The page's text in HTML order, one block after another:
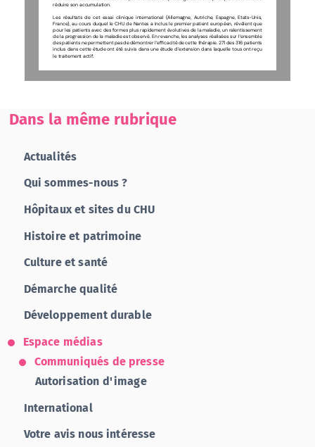
réduire son accumulation.
Les résultats de cet essai clinique international (Allemagne, Autriche, Espagne, Etats-Unis,
France), au cours duquel le CHU de Nantes a inclus le premier patient européen, révèlent que
pour les patients avec des formes plus rapidement évolutives de la maladie, un ralentissement
de la progression de la maladie est observé. En revanche, les analyses réalisées sur l’ensemble
des patients ne permettent pas de démontrer l’efficacité de cette thérapie. 271 des 316 patients
inclus dans cette étude ont été suivis dans une étude d’extension dans laquelle tous ont reçu
le traitement actif.
Dans la même rubrique
Actualités
Qui sommes-nous ?
Hôpitaux et sites du CHU
Histoire et patrimoine
Culture et santé
Démarche qualité
Développement durable
Espace médias
Communiqués de presse
Autorisation d'image
International
Votre avis nous intéresse